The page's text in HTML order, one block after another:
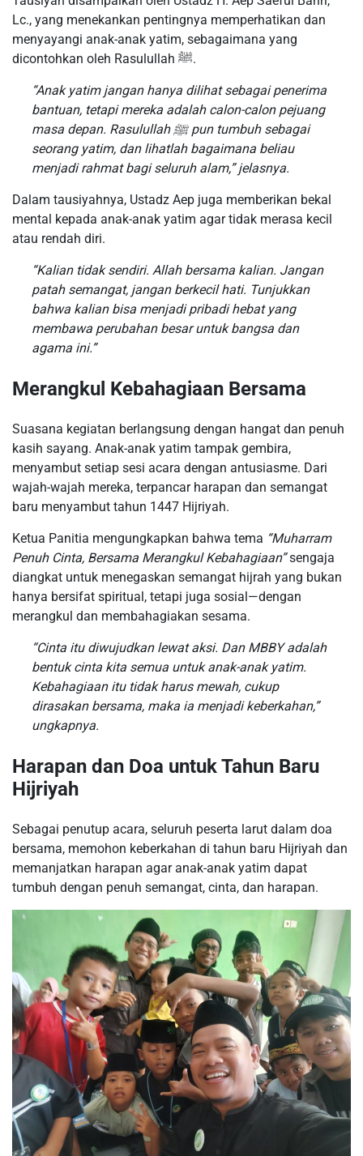
Lc., yang menekankan pentingnya memperhatikan dan
menyayangi anak-anak yatim, sebagaimana yang
dicontohkan oleh Rasulullah ﷺ.
“Anak yatim jangan hanya dilihat sebagai penerima
bantuan, tetapi mereka adalah calon-calon pejuang
masa depan. Rasulullah ﷺ pun tumbuh sebagai
seorang yatim, dan lihatlah bagaimana beliau
menjadi rahmat bagi seluruh alam,”jelasnya.
Dalam tausiyahnya, Ustadz Aep juga memberikan bekal
mental kepada anak-anak yatim agar tidak merasa kecil
atau rendah diri.
“Kalian tidak sendiri. Allah bersama kalian. Jangan
patah semangat, jangan berkecil hati. Tunjukkan
bahwa kalian bisa menjadi pribadi hebat yang
membawa perubahan besar untuk bangsa dan
agama ini.”
Merangkul Kebahagiaan Bersama
Suasana kegiatan berlangsung dengan hangat dan penuh
kasih sayang. Anak-anak yatim tampak gembira,
menyambut setiap sesi acara dengan antusiasme. Dari
wajah-wajah mereka, terpancar harapan dan semangat
baru menyambut tahun 1447 Hijriyah.
Ketua Panitia mengungkapkan bahwa tema “Muharram
Penuh Cinta, Bersama Merangkul Kebahagiaan”sengaja
diangkat untuk menegaskan semangat hijrah yang bukan
hanya bersifat spiritual, tetapi juga sosial—dengan
merangkul dan membahagiakan sesama.
“Cinta itu diwujudkan lewat aksi. Dan MBBY adalah
bentuk cinta kita semua untuk anak-anak yatim.
Kebahagiaan itu tidak harus mewah, cukup
dirasakan bersama, maka ia menjadi keberkahan,”
ungkapnya.
Harapan dan Doa untuk Tahun Baru
Hijriyah
Sebagai penutup acara, seluruh peserta larut dalam doa
bersama, memohon keberkahan di tahun baru Hijriyah dan
memanjatkan harapan agar anak-anak yatim dapat
tumbuh dengan penuh semangat, cinta, dan harapan.